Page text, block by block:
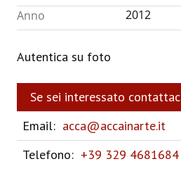
Anno
2012
Autentica su foto
Se sei interessato
Email: acca@accainarte.it
Telefono: +39 329 4681684